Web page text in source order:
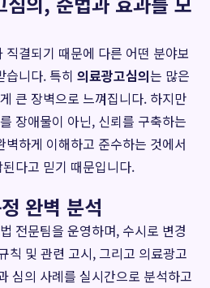
결되기 때문에 다른 어떤 분야보
습니다. 특히 의료광고심의는 많은
큰 장벽으로 느껴집니다. 하지만
장애물이 아닌, 신뢰를 구축하는
하게 이해하고 준수하는 것에서
다고 믿기 때문입니다.
완벽 분석
전문팀을 운영하며, 수시로 변경
칙 및 관련 고시, 그리고 의료광고
심의 사례를 실시간으로 분석하고